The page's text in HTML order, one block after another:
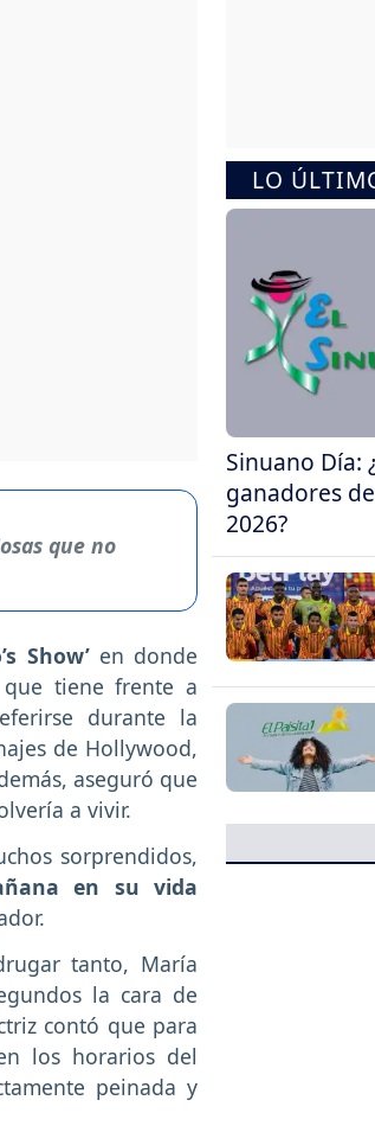
que no
Show’ en donde
tiene frente a
durante la
de Hollywood,
aseguró que
a vivir.
sorprendidos,
en su vida
tanto, María
la cara de
contó que para
los horarios del
peinada y
LO
Sinuano Día:
ganadores
2026?